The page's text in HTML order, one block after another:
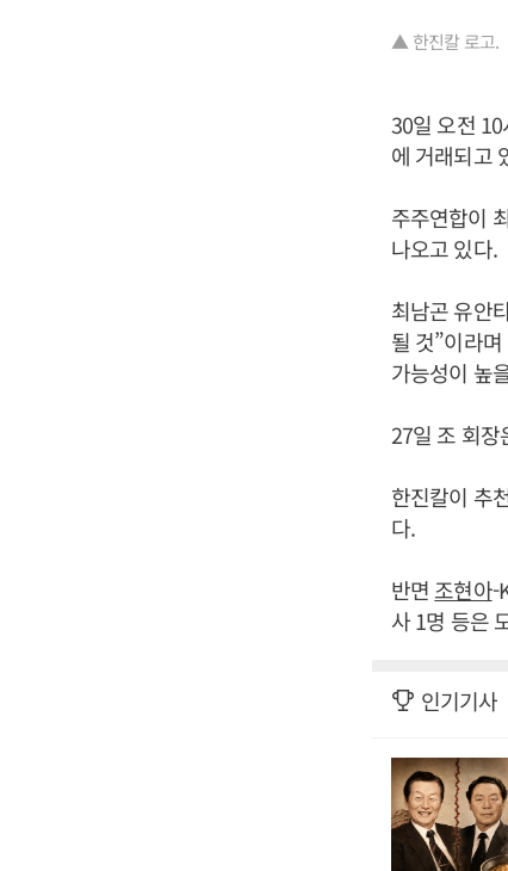
▲ 한진칼 로고.
30일 오전
에 거래되고
주주연합이
나오고 있다.
최남곤 유안
될 것”이라
가능성이 높
27일 조 회장
한진칼이 추
다.
반면 조현아-
사 1명 등은
인기기사